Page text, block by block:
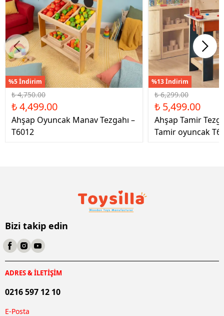
%5 İndirim
₺ 4,750.00
₺ 4,499.00
Ahşap Oyuncak Manav Tezgahı –
T6012
%13 İndirim
₺ 6,299.00
₺ 5,499.00
Ahşap Tamir
Tamir oyuncak
Bizi takip edin
ADRES & İLETİŞİM
0216 597 12 10
E-Posta